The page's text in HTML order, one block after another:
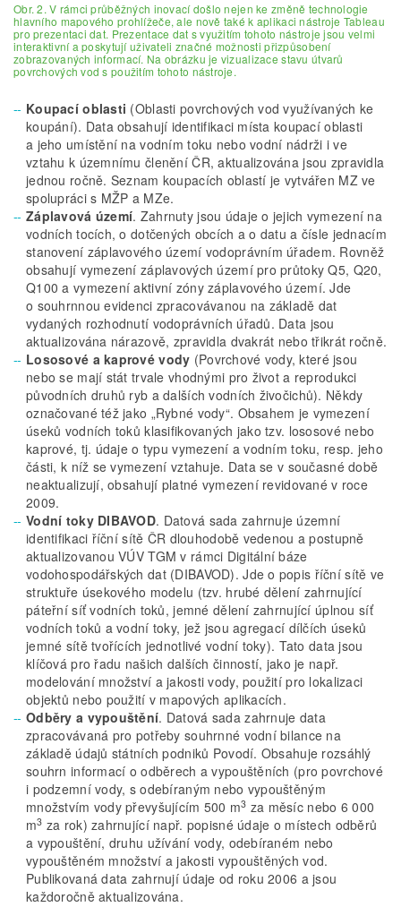
Obr. 2. V rámci průběžných inovací došlo nejen ke změně technologie
hlavního mapového prohlížeče, ale nově také k aplikaci nástroje Tableau
pro prezentaci dat. Prezentace dat s využitím tohoto nástroje jsou velmi
interaktivní a poskytují uživateli značné možnosti přizpůsobení
zobrazovaných informací. Na obrázku je vizualizace stavu útvarů
povrchových vod s použitím tohoto nástroje.
Koupací oblasti (Oblasti povrchových vod využívaných ke
koupání). Data obsahují identifikaci místa koupací oblasti
a jeho umístění na vodním toku nebo vodní nádrži i ve
vztahu k územnímu členění ČR, aktualizována jsou zpravidla
jednou ročně. Seznam koupacích oblastí je vytvářen MZ ve
spolupráci s MŽP a MZe.
Záplavová území. Zahrnuty jsou údaje o jejich vymezení na
vodních tocích, o dotčených obcích a o datu a čísle jednacím
stanovení záplavového území vodoprávním úřadem. Rovněž
obsahují vymezení záplavových území pro průtoky Q5, Q20,
Q100 a vymezení aktivní zóny záplavového území. Jde
o souhrnnou evidenci zpracovávanou na základě dat
vydaných rozhodnutí vodoprávních úřadů. Data jsou
aktualizována nárazově, zpravidla dvakrát nebo třikrát ročně.
Lososové a kaprové vody (Povrchové vody, které jsou
nebo se mají stát trvale vhodnými pro život a reprodukci
původních druhů ryb a dalších vodních živočichů). Někdy
označované též jako „Rybné vody“. Obsahem je vymezení
úseků vodních toků klasifikovaných jako tzv. lososové nebo
kaprové, tj. údaje o typu vymezení a vodním toku, resp. jeho
části, k níž se vymezení vztahuje. Data se v současné době
neaktualizují, obsahují platné vymezení revidované v roce
2009.
Vodní toky DIBAVOD. Datová sada zahrnuje územní
identifikaci říční sítě ČR dlouhodobě vedenou a postupně
aktualizovanou VÚV TGM v rámci Digitální báze
vodohospodářských dat (DIBAVOD). Jde o popis říční sítě ve
struktuře úsekového modelu (tzv. hrubé dělení zahrnující
páteřní síť vodních toků, jemné dělení zahrnující úplnou síť
vodních toků a vodní toky, jež jsou agregací dílčích úseků
jemné sítě tvořících jednotlivé vodní toky). Tato data jsou
klíčová pro řadu našich dalších činností, jako je např.
modelování množství a jakosti vody, použití pro lokalizaci
objektů nebo použití v mapových aplikacích.
Odběry a vypouštění. Datová sada zahrnuje data
zpracovávaná pro potřeby souhrnné vodní bilance na
základě údajů státních podniků Povodí. Obsahuje rozsáhlý
souhrn informací o odběrech a vypouštěních (pro povrchové
i podzemní vody, s odebíraným nebo vypouštěným
množstvím vody převyšujícím 500 m3 za měsíc nebo 6 000
m3 za rok) zahrnující např. popisné údaje o místech odběrů
a vypouštění, druhu užívání vody, odebíraném nebo
vypouštěném množství a jakosti vypouštěných vod.
Publikovaná data zahrnují údaje od roku 2006 a jsou
každoročně aktualizována.